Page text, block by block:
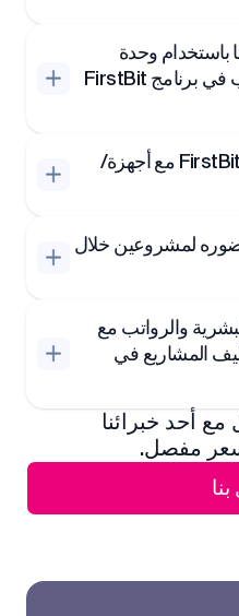
باستخدام وحدة
الموارد البشرية وإدارة الرواتب في برنامج FirstBit
هل يمكن تكامل برنامج FirstBit ERP مع أجهزة/
لمشروعين خلال
والرواتب مع
المشاريع في
أحد خبرائنا
مفصل.